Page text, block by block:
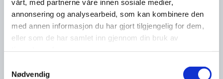
vårt, med partnerne våre innen sosiale medier,
annonsering og analysearbeid, som kan kombinere den
med annen informasjon du har gjort tilgjengelig for dem,
eller som de har samlet inn gjennom din bruk av
Nødvendig